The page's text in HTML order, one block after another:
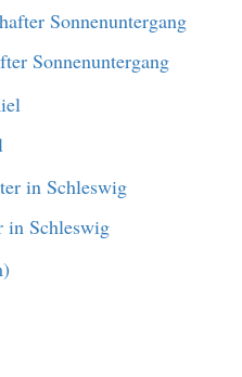
Sonnenuntergang
in Schleswig